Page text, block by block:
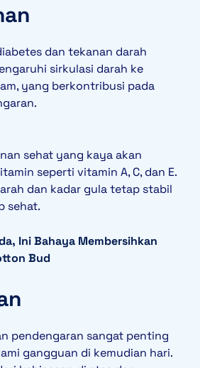
dan tekanan darah
sirkulasi darah ke
yang berkontribusi pada
sehat yang kaya akan
seperti vitamin A, C, dan E.
dan kadar gula tetap stabil
sehat.
Ini Bahaya Membersihkan
Bud
pendengaran sangat penting
gangguan di kemudian hari.